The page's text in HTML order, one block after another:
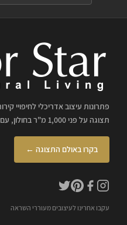
פתרונות עיצוב אדריכלי לחיפויי
תצוגה על פני 1,000 מ"ר בחולון, עם ליווי מקצועי של מעצבי פנים.
בקרו באולם התצוגה ←
עקבו אחרינו לעיצובים מעוררי השראה